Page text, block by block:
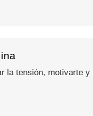
la tensión, motivarte